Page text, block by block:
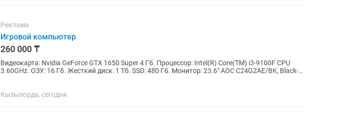
Реклама
Игровой компьютер
260 000 ₸
Видеокарта: Nvidia GeForce GTX 1650 Super 4 Гб. Процессор: Intel(R) Core(TM) i3-9100F CPU
3.60GHz. ОЗУ: 16 Гб. Жесткий диск: 1 Тб. SSD: 480 Гб. Монитор: 23.6" AOC C24G2AE/BK, Black-
Кызылорда, сегодня